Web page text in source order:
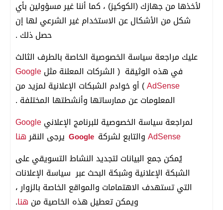
لأخذها من جهازك (الكوكيز) ، كما أننا غير مسؤولين بأي
شكل من الأشكال عن الاستخدام غير الشرعي لها إن
حصل ذلك .
عليك مراجعة سياسة الخصوصية الخاصة بالطرف الثالث
في هذه الوثيقة ( الشركات المعلنة مثلGoogle
AdSense) أو خوادم الشبكات الإعلانية لمزيد من
المعلومات عن ممارساتها وأنشطتها المختلفة .
لمراجعة سياسة الخصوصية للبرنامج الإعلانيGoogle
AdSenseوالتابع لشركة Google يرجى النقرهنا
يُمكن جمع البيانات لتجديد النشاط التسويقي على
الشبكة الإعلانية وشبكة البحث عبر سياسة الإعلانات
التي تستهدف الاهتمامات والمواقع الخاصة بالزوار ،
ويمكن تعطيل هذه الخاصية من هنا.